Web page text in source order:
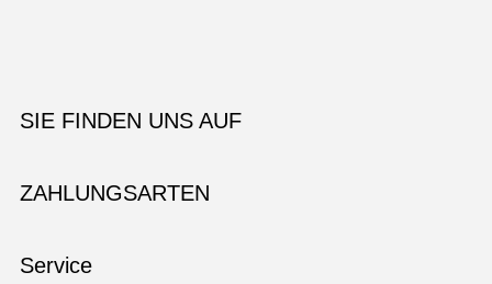
SIE FINDEN UNS AUF
ZAHLUNGSARTEN
Service